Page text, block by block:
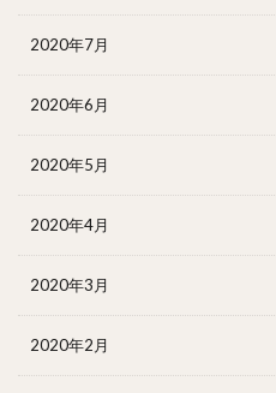
2020年7月
2020年6月
2020年5月
2020年4月
2020年3月
2020年2月